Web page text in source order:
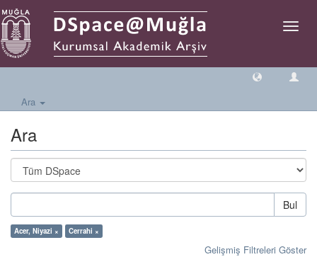
Geçiş
Ara
Ara
Bul
Acer, Niyazi × Cerrahi ×
Gelişmiş Filtreleri Göster